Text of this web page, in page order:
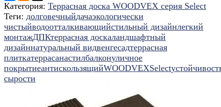
Категория: Террасная доска WOODVEX серия Select
Теги: долговечныйдачаэкологически
чистыйводоотталкивающийстильный дизайнлегкий
монтажДПКтеррасная доскаландшафтный
дизайннатуральный видвенгесадтеррасная
плиткатеррасанастилбалконуличное
покрытиеантискользящийWOODVEXSelect
сырости